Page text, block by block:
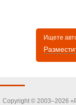
Ищете
Copyright © 2003–2026